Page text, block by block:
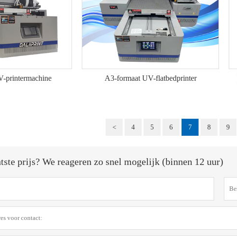
printermachine A3-formaat UV-flatbedprinter
< 4 5 6 7 8 9
prijs? We reageren zo snel mogelijk (binnen 12 uur)